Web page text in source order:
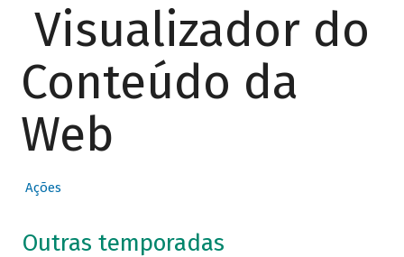
Visualizador do
Conteúdo da
Web
Ações
Outras temporadas